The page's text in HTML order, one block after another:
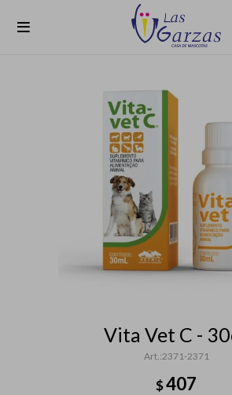

Vita Vet C -
2371-2371
$407